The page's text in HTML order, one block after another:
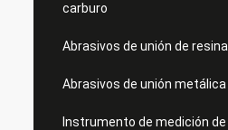
carburo
Abrasivos de unión de resina
Abrasivos de unión metálica
Instrumento de medición de